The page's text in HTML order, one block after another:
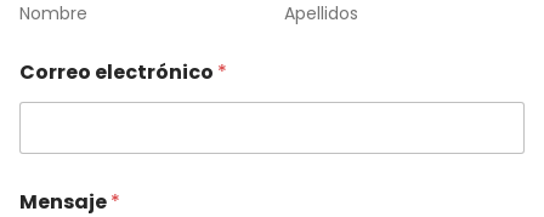
Nombre Apellidos
Correo electrónico *
Mensaje*